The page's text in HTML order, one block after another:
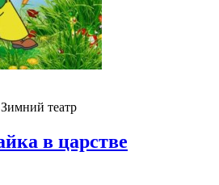
Зимний театр
в царстве